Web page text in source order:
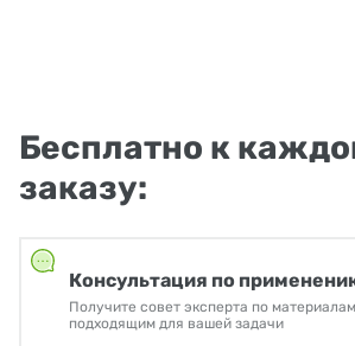
Бесплатно к
заказу:
Консультация по
Получите совет эксперта по
подходящим для вашей задачи